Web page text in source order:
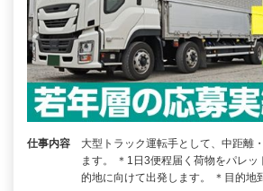
仕事内容
大型トラック運転手として、中距離
ます。 ＊1日3便程届く荷物をパレッ
的地に向けて出発します。 ＊目的地